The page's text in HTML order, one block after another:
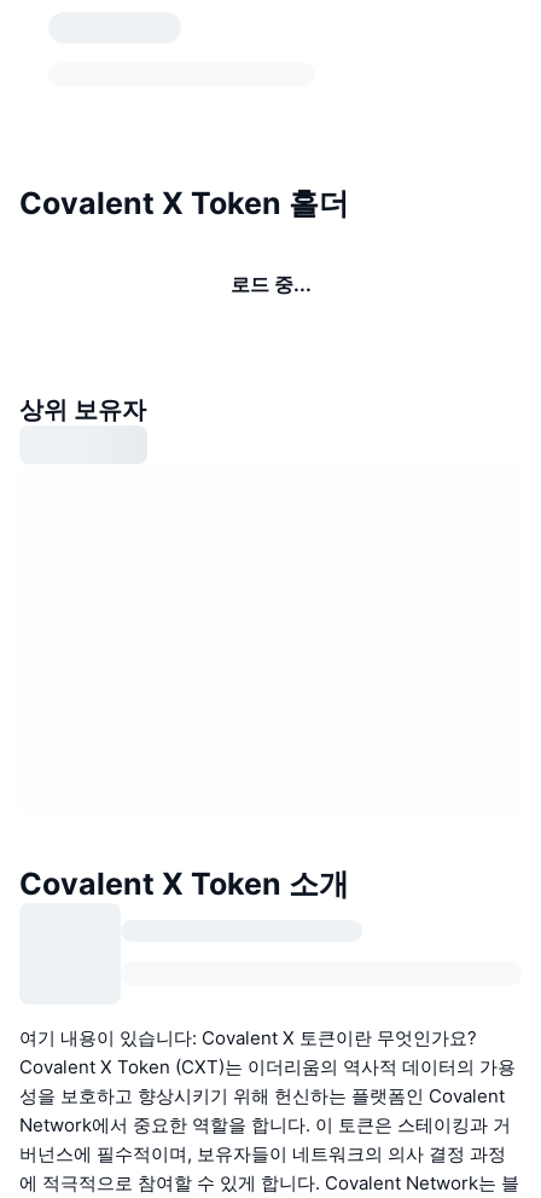
Covalent X Token 홀더
로드 중...
상위 보유자
Covalent X Token 소개
여기 내용이 있습니다: Covalent X 토큰이란 무엇인가요?
Covalent X Token (CXT)는 이더리움의 역사적 데이터의 가용
성을 보호하고 향상시키기 위해 헌신하는 플랫폼인 Covalent
Network에서 중요한 역할을 합니다. 이 토큰은 스테이킹과 거
버넌스에 필수적이며, 보유자들이 네트워크의 의사 결정 과정
에 적극적으로 참여할 수 있게 합니다. Covalent Network는 블